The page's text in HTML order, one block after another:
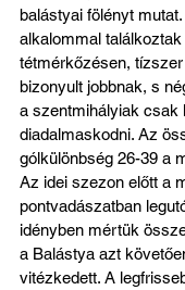
balástyai fölényt
alkalommal találkoztak
tétmérkőzésen,
bizonyult jobbnak, s
a szentmihályiak csak
diadalmaskodni. Az
gólkülönbség 26-39 a
Az idei szezon előtt a
pontvadászatban
idényben mértük
a Balástya azt
vitézkedett. A